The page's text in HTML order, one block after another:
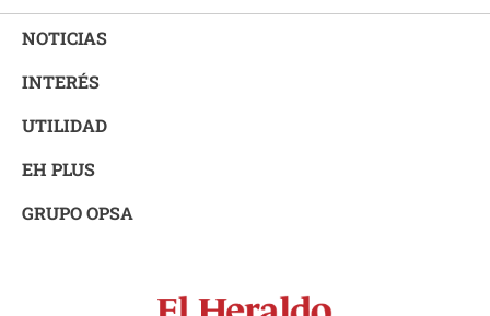
NOTICIAS
INTERÉS
UTILIDAD
EH PLUS
GRUPO OPSA